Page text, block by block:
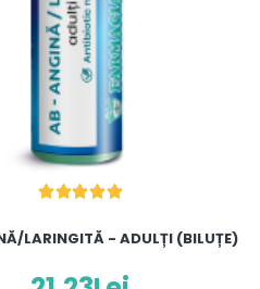
LARINGITĂ - ADULȚI (BILUȚE)